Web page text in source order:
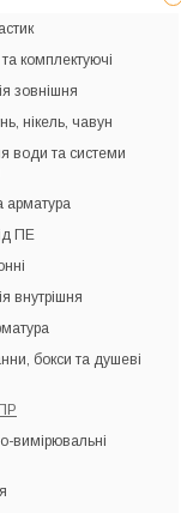
комплектуючі
зовнішня
нікель, чавун
води та системи
арматура
ПЕ
внутрішня
бокси та душеві
вимірювальні